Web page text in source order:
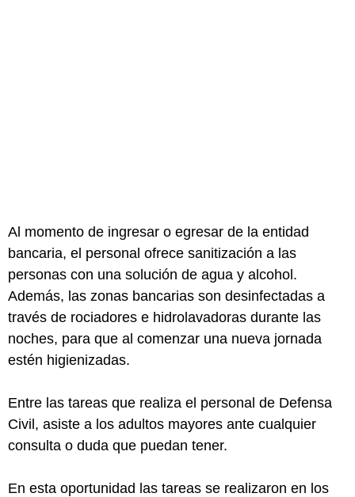
Al momento de ingresar o egresar de la entidad
bancaria, el personal ofrece sanitización a las
personas con una solución de agua y alcohol.
Además, las zonas bancarias son desinfectadas a
través de rociadores e hidrolavadoras durante las
noches, para que al comenzar una nueva jornada
estén higienizadas.
Entre las tareas que realiza el personal de Defensa
Civil, asiste a los adultos mayores ante cualquier
consulta o duda que puedan tener.
En esta oportunidad las tareas se realizaron en los